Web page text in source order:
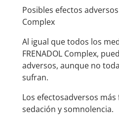
Posibles efectos adversos
Complex
Al igual que todos los
FRENADOL Complex,
adversos, aunque no
sufran.
Los efectosadversos
sedación y somnolencia.